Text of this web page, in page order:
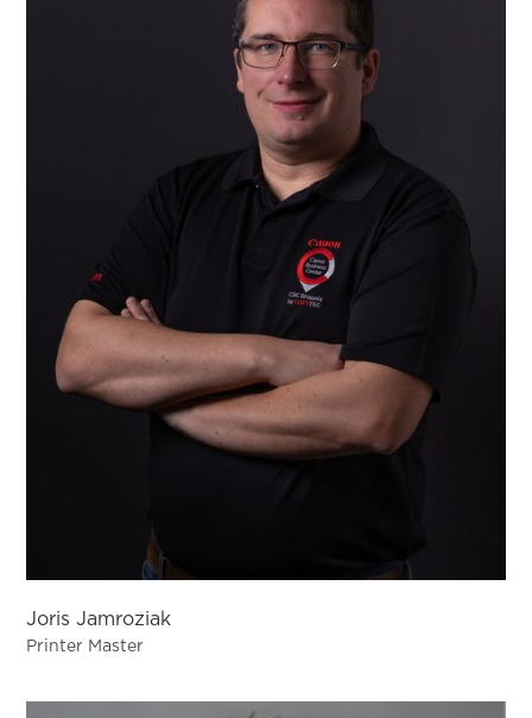
Joris Jamroziak
Printer Master